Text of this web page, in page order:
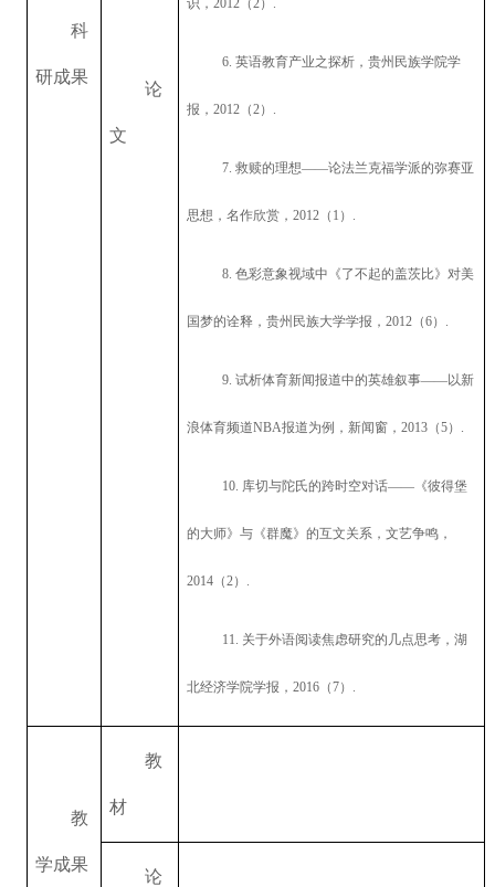
科
研成果
论
文
6.英语教育产业之探析，贵州民族学院学
报，2012 （2）
7.救赎的理想——论法兰克福学派的弥赛亚
思想，名作欣赏，2012 （ 1 ）
8.色彩意象视域中《了不起的盖茨比》对美
国梦的诠释，贵州民族大学学报，2012 （6）
9.试析体育新闻报道中的英雄叙事——以新
浪体育频道NBA报道为例，新闻窗，2013 （5）
10. 库切与陀氏的跨时空对话——《彼得堡
的大师》与《群魔》的互文关系，文艺争鸣，
2014 （2）
11. 关于外语阅读焦虑研究的几点思考，湖
北经济学院学报，2016 （7）
教
学成果
教
材
论